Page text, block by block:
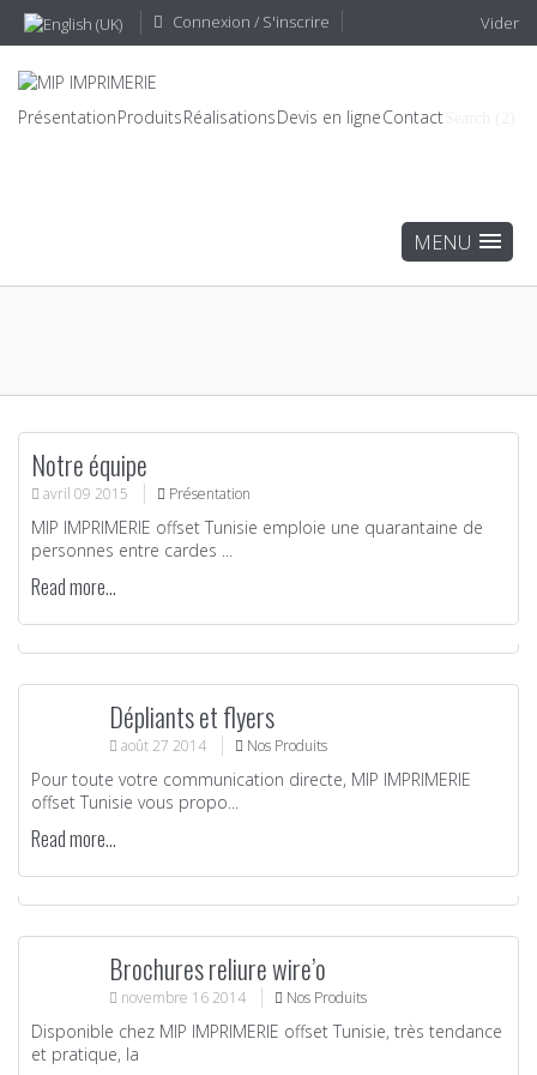
Connexion / S'inscrire Vider
PrésentationProduitsRéalisationsDevis en ligneContact
Notre équipe
avril 09 2015 Présentation
MIP IMPRIMERIE offset Tunisie emploie une quarantaine de
personnes entre cardes ...
Read more...
Dépliants et flyers
août 27 2014 Nos Produits
Pour toute votre communication directe, MIP IMPRIMERIE
offset Tunisie vous propo...
Read more...
Brochures reliure wire’o
novembre 16 2014 Nos Produits
Disponible chez MIP IMPRIMERIE offset Tunisie, très tendance
et pratique, la